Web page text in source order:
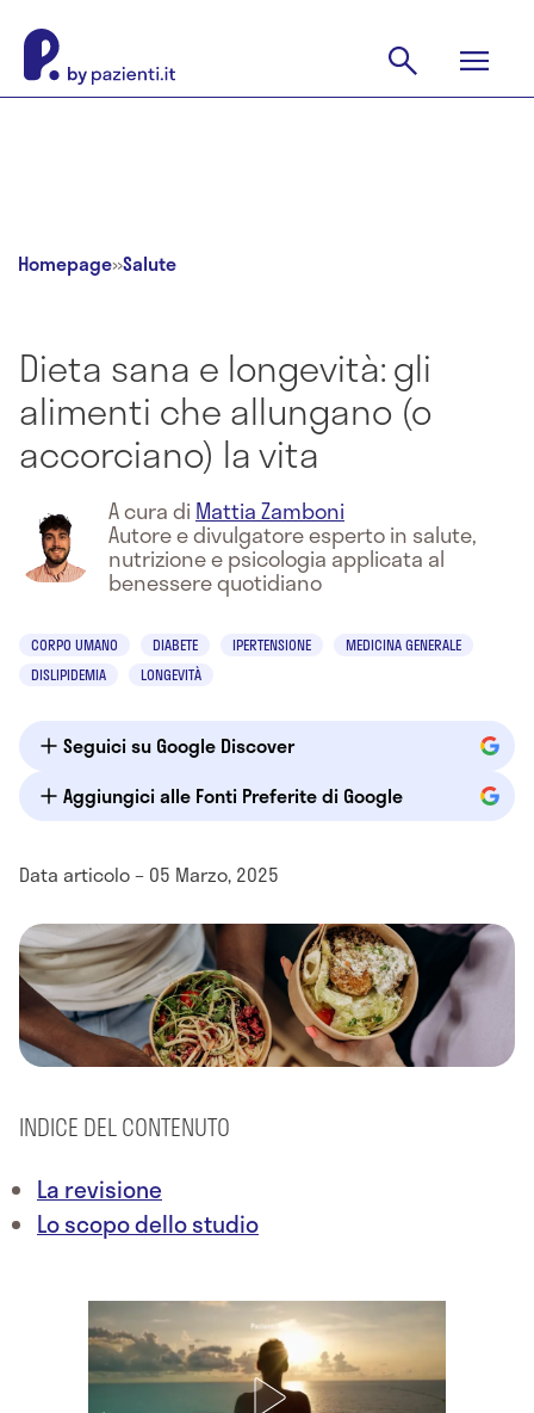
Homepage»Salute
Dieta sana e longevità: gli
alimenti che allungano (o
accorciano) la vita
A cura di Mattia Zamboni
Autore e divulgatore esperto in salute,
nutrizione e psicologia applicata al
benessere quotidiano
CORPO UMANO DIABETE IPERTENSIONE
MEDICINA GENERALE
DISLIPIDEMIA
LONGEVITÀ
Seguici su Google Discover
Aggiungici alle Fonti Preferite di Google
Data articolo – 05 Marzo, 2025
INDICE DEL CONTENUTO
La revisione
Lo scopo dello studio